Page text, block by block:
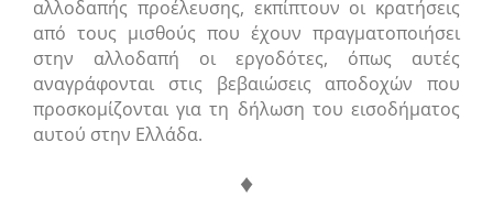
αλλοδαπής προέλευσης, εκπίπτουν οι κρατήσεις
από τους μισθούς που έχουν πραγματοποιήσει
στην αλλοδαπή οι εργοδότες, όπως αυτές
αναγράφονται στις βεβαιώσεις αποδοχών που
προσκομίζονται για τη δήλωση του εισοδήματος
αυτού στην Ελλάδα.
♦